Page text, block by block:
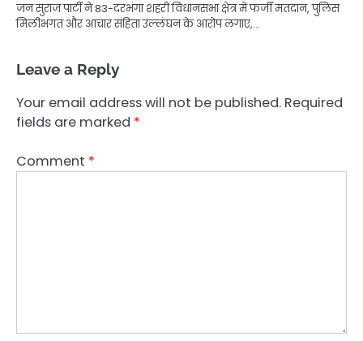
जन सुराज पार्टी ने 83-दरभंगा शहरी विधानसभा क्षेत्र में फर्जी मतदान, पुलिस
मिलीभगत और आचार संहिता उल्लंघन के आरोप लगाए,…
Leave a Reply
Your email address will not be published. Required
fields are marked *
Comment *